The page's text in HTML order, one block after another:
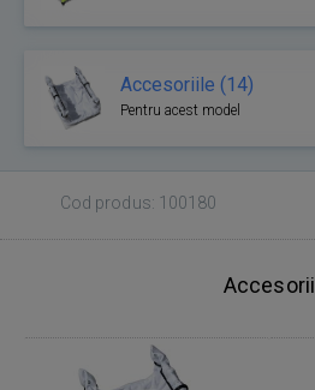
Accesoriile (14)
Pentru acest model
Cod produs: 100180
Accesorii